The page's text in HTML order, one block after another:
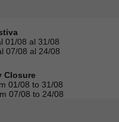
01/08 al 31/08
07/08 al 24/08
Closure
01/08 to 31/08
07/08 to 24/08